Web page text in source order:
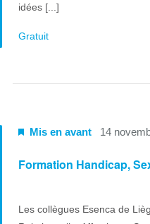
idées [...]
Gratuit
Formation Handicap,
Mis en avant 14
Les collègues Esenca de